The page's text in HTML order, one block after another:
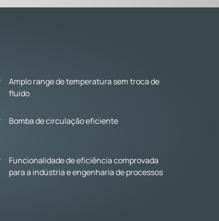
Amplo range de temperatura sem troca de
fluido
Bomba de circulação eficiente
Funcionalidade de eficiência comprovada
para a indústria e engenharia de processos